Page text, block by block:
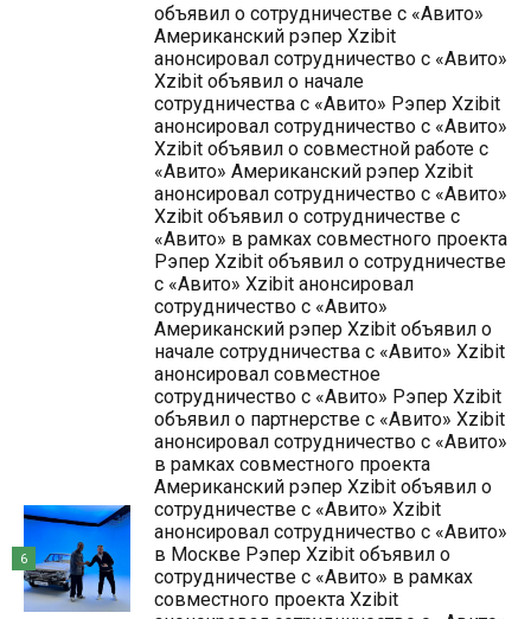
объявил о сотрудничестве с «Авито»
Американский рэпер Xzibit
анонсировал сотрудничество с «Авито»
Xzibit объявил о начале
сотрудничества с «Авито» Рэпер Xzibit
анонсировал сотрудничество с «Авито»
Xzibit объявил о совместной работе с
«Авито» Американский рэпер Xzibit
анонсировал сотрудничество с «Авито»
Xzibit объявил о сотрудничестве с
«Авито» в рамках совместного проекта
Рэпер Xzibit объявил о сотрудничестве
с «Авито» Xzibit анонсировал
сотрудничество с «Авито»
Американский рэпер Xzibit объявил о
начале сотрудничества с «Авито» Xzibit
анонсировал совместное
сотрудничество с «Авито» Рэпер Xzibit
объявил о партнерстве с «Авито» Xzibit
анонсировал сотрудничество с «Авито»
в рамках совместного проекта
Американский рэпер Xzibit объявил о
сотрудничестве с «Авито» Xzibit
анонсировал сотрудничество с «Авито»
в Москве Рэпер Xzibit объявил о
сотрудничестве с «Авито» в рамках
совместного проекта Xzibit
6